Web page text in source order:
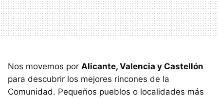
Nos movemos por Alicante, Valencia y Castellón
para descubrir los mejores rincones de la
Comunidad. Pequeños pueblos o localidades más